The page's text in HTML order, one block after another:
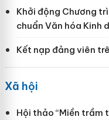
Khởi động Chương
chuẩn Văn hóa Kinh
Kết nạp đảng viên
Xã hội
Hội thảo “Miền trầm